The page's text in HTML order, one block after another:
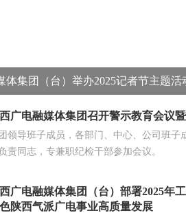
体集团（台）举办2025记者节主题活
广电融媒体集团召开警示教育会议
领导班子成员，各部门、中心、公司班子
责同志，专兼职纪检干部参加会议。
广电融媒体集团（台）部署2025年
陕西气派广电事业高质量发展